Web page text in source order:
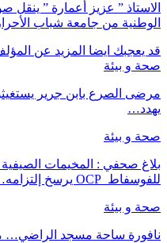
الاستاذ ” عزيز أعمارة ” ينقل
الوطنية من جامعة شباب
قد يعجبك ايضا المزيد عن
صحة و بيئة
يهدد…
صحة و بيئة
للفوسفاط OCP يرسخ إلتزامه…
صحة و بيئة
نافورة ساحة مسجد الراضي…